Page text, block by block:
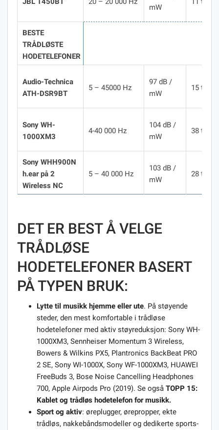
mW
BESTE
TRÅDLØSTE
HODETELEFONER
Audio-Technica
ATH-DSR9BT
5 – 45000 Hz
97 dB /
mW
15 timer
Sony WH-
1000XM3
4-40 000 Hz
104 dB /
mW
38 timer
Sony WHH900N
h.ear på 2
Wireless NC
5 – 40 000 Hz
103 dB /
mW
28 timer
DET ER BEST Å VELGE
TRÅDLØSE
HODETELEFONER BASERT
PÅ TYPEN BRUK:
Lytte til musikk hjemme eller ute. På støyende
steder, den mest komfortable i trådløse
hodetelefoner med aktiv støyreduksjon: Sony WH-
1000XM3, Sennheiser Momentum 3 Wireless,
Bowers & Wilkins PX5, Plantronics BackBeat PRO
2 SE, Sony WI-1000X, Sony WF-1000XM3, HUAWEI
FreeBuds 3, Bose Noise Cancelling Headphones
700, Apple Airpods Pro (2019). Se også TOPP 15:
Kablet og trådløs hodetelefon for musikk.
Sport og aktiv: øreplugger, ørepropper, ekte
trådløs, nakkebåndsmodeller og dedikerte sports-